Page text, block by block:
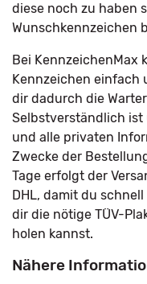
diese noch zu haben
Wunschkennzeichen
Bei KennzeichenMax
Kennzeichen einfach
dir dadurch die
Selbstverständlich
und alle privaten
Zwecke der
Tage erfolgt der
DHL, damit du
dir die nötige TÜV-
holen kannst.
Nähere